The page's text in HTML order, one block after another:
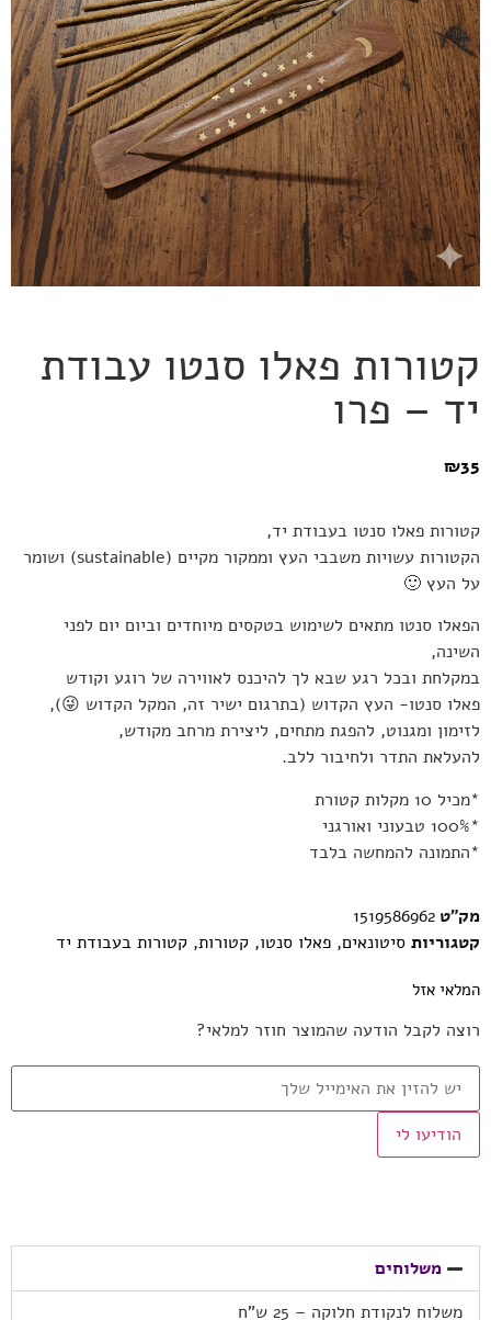
קטורות פאלו סנטו עבודת
יד – פרו
₪35
קטורות פאלו סנטו בעבודת יד,
הקטורות עשויות משבבי העץ וממקור מקיים (sustainable) ושומר
על העץ 🙂
הפאלו סנטו מתאים לשימוש בטקסים מיוחדים וביום יום לפני
השינה,
במקלחת ובכל רגע שבא לך להיכנס לאווירה של רוגע וקודש
פאלו סנטו- העץ הקדוש (בתרגום ישיר זה, המקל הקדוש 😜
),
לזימון ומגנוט, להפגת מתחים, ליצירת מרחב מקודש,
להעלאת התדר ולחיבור ללב.
*מכיל 10 מקלות קטורת
*100% טבעוני ואורגני
*התמונה להמחשה בלבד
מק"ט 1519586962
קטגוריות סיטונאים, פאלו סנטו, קטורות, קטורות בעבודת יד
המלאי אזל
רוצה לקבל הודעה שהמוצר חוזר למלאי?
הודיעו לי
משלוחים
משלוח לנקודת חלוקה – 25 ש”ח